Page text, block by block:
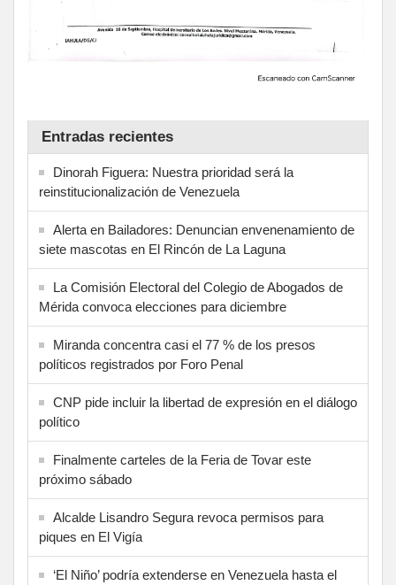
Entradas recientes
Dinorah Figuera: Nuestra prioridad será la
reinstitucionalización de Venezuela
Alerta en Bailadores: Denuncian envenenamiento de
siete mascotas en El Rincón de La Laguna
La Comisión Electoral del Colegio de Abogados de
Mérida convoca elecciones para diciembre
Miranda concentra casi el 77 % de los presos
políticos registrados por Foro Penal
CNP pide incluir la libertad de expresión en el diálogo
político
Finalmente carteles de la Feria de Tovar este
próximo sábado
Alcalde Lisandro Segura revoca permisos para
piques en El Vigía
‘El Niño’ podría extenderse en Venezuela hasta el